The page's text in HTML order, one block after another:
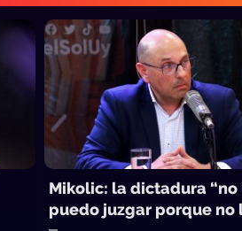
Mikolic: la dictadura “no
puedo juzgar porque no